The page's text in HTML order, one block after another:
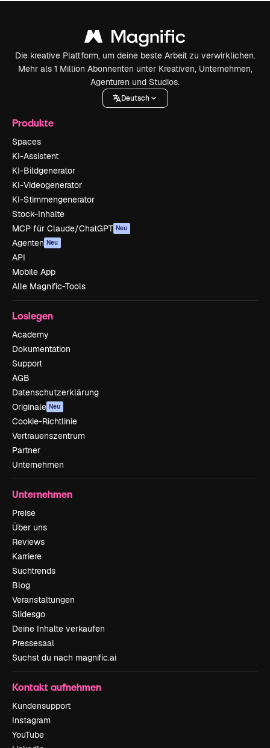
Die kreative Plattform, um deine beste Arbeit zu verwirklichen.
Mehr als 1 Million Abonnenten unter Kreativen, Unternehmen,
Agenturen und Studios.
Deutsch
Produkte
Spaces
KI-Assistent
KI-Bildgenerator
KI-Videogenerator
KI-Stimmengenerator
Stock-Inhalte
MCP für Claude/ChatGPT Neu
Agenten Neu
API
Mobile App
Alle Magnific-Tools
Loslegen
Academy
Dokumentation
Support
AGB
Datenschutzerklärung
Originale Neu
Cookie-Richtlinie
Vertrauenszentrum
Partner
Unternehmen
Unternehmen
Preise
Über uns
Reviews
Karriere
Suchtrends
Blog
Veranstaltungen
Slidesgo
Deine Inhalte verkaufen
Pressesaal
Suchst du nach magnific.ai
Kontakt aufnehmen
Kundensupport
Instagram
YouTube